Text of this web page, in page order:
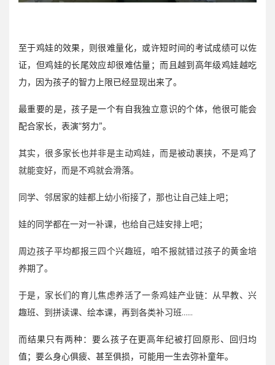
至于鸡娃的效果，则很难量化，或许短时间的考试成绩可以佐
证，但鸡娃的长尾效应却很难估量；而且越到高年级鸡娃越吃
力，因为孩子的智力上限已经显现出来了。
最重要的是，孩子是一个有自我独立意识的个体，他很可能会
配合家长，表演“努力”。
其实，很多家长也并非是主动鸡娃，而是被动裹挟，不是鸡了
就能变好，而是不鸡就会滑落。
同学、邻居家的娃都上幼小衔接了，那也让自己娃上吧；
娃的同学都在一对一补课，也给自己娃安排上吧；
周边孩子平均都报三四个兴趣班，咱不报就错过孩子的黄金培
养期了。
于是，家长们的育儿焦虑养活了一条鸡娃产业链：从早教、兴
趣班、到拼读课、绘本课，再到各类补习班……
而结果只有两种：要么孩子在更高年纪被打回原形、回归均
值；要么身心俱疲、甚至俱损，可能用一生去弥补童年。